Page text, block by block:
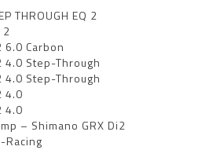
THROUGH EQ 2
2
6.0 Carbon
4.0 Step-Through
4.0 Step-Through
4.0
4.0
– Shimano GRX Di2
Racing